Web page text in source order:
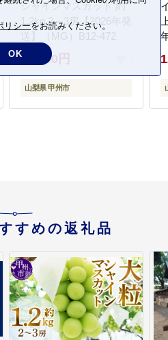
シャインマスカット 約
1.2kg 2～3房【2026年発
送】（MG）B12-472
13,000円
山梨県 甲州市
すめの返礼品
リシーをお読みください。
OK